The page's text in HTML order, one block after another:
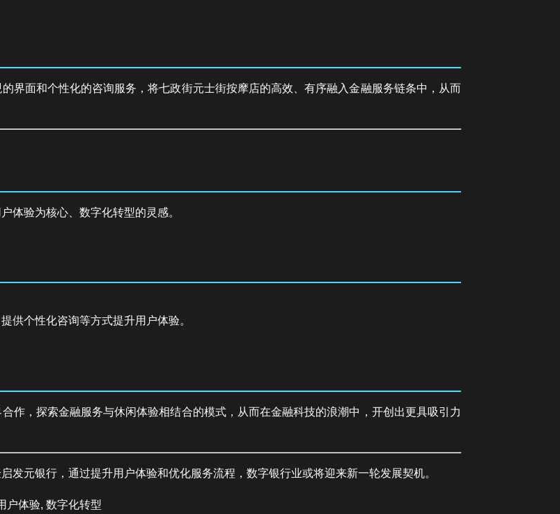
界面和个性化的咨询服务，将七政街元士街按摩店的高效、有序融入金融服务链条中，从而
体验为核心、数字化转型的灵感。
供个性化咨询等方式提升用户体验。
作，探索金融服务与休闲体验相结合的模式，从而在金融科技的浪潮中，开创出更具吸引力
发元银行，通过提升用户体验和优化服务流程，数字银行业或将迎来新一轮发展契机。
户体验, 数字化转型